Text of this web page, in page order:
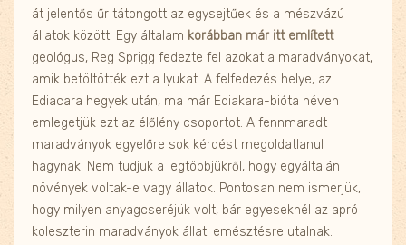
át jelentős űr tátongott az egysejtűek és a mészvázú
állatok között. Egy általam korábban már itt említett
geológus, Reg Sprigg fedezte fel azokat a maradványokat,
amik betöltötték ezt a lyukat. A felfedezés helye, az
Ediacara hegyek után, ma már Ediakara-bióta néven
emlegetjük ezt az élőlény csoportot. A fennmaradt
maradványok egyelőre sok kérdést megoldatlanul
hagynak. Nem tudjuk a legtöbbjükről, hogy egyáltalán
növények voltak-e vagy állatok. Pontosan nem ismerjük,
hogy milyen anyagcseréjük volt, bár egyeseknél az apró
koleszterin maradványok állati emésztésre utalnak.